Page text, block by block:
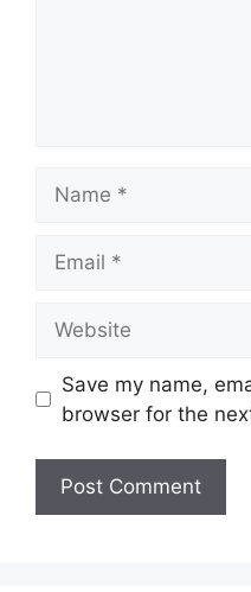
Save my name,
browser for the